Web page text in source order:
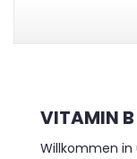
VITAMIN B
Willkommen in